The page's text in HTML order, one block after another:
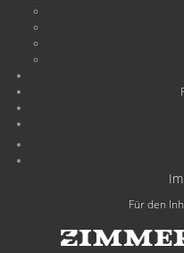
Für den